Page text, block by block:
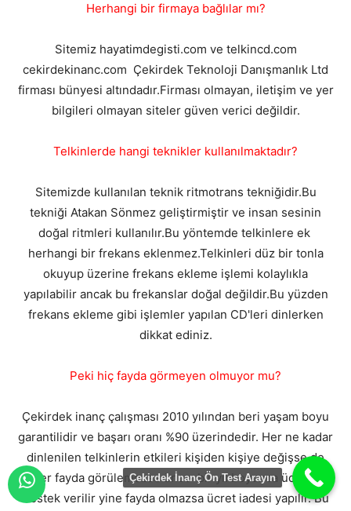
Herhangi bir firmaya bağlılar mı?
Sitemiz hayatimdegisti.com ve telkincd.com
cekirdekinanc.com Çekirdek Teknoloji Danışmanlık Ltd
firması bünyesi altındadır.Firması olmayan, iletişim ve yer
bilgileri olmayan siteler güven verici değildir.
Telkinlerde hangi teknikler kullanılmaktadır?
Sitemizde kullanılan teknik ritmotrans tekniğidir.Bu
tekniği Atakan Sönmez geliştirmiştir ve insan sesinin
doğal ritmleri kullanılır.Bu yöntemde telkinlere ek
herhangi bir frekans eklenmez.Telkinleri düz bir tonla
okuyup üzerine frekans ekleme işlemi kolaylıkla
yapılabilir ancak bu frekanslar doğal değildir.Bu yüzden
frekans ekleme gibi işlemler yapılan CD'leri dinlerken
dikkat ediniz.
Peki hiç fayda görmeyen olmuyor mu?
Çekirdek inanç çalışması 2010 yılından beri yaşam boyu
garantilidir ve başarı oranı %90 üzerindedir. Her ne kadar
dinlenilen telkinlerin etkileri kişiden kişiye değişse de
eğer fayda görülemezse önce bir yıl boyunca ücretsiz
destek verilir yine fayda olmazsa ücret iadesi yapılır. Bu
Çekirdek İnanç Ön Test Arayın